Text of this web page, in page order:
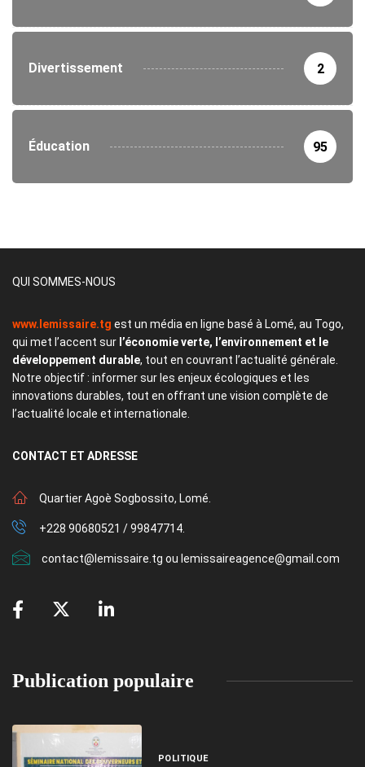
Divertissement 2
Éducation 95
QUI SOMMES-NOUS
www.lemissaire.tg est un média en ligne basé à Lomé, au Togo,
qui met l’accent sur l’économie verte, l’environnement et le
développement durable, tout en couvrant l’actualité générale.
Notre objectif : informer sur les enjeux écologiques et les
innovations durables, tout en offrant une vision complète de
l’actualité locale et internationale.
CONTACT ET ADRESSE
Quartier Agoè Sogbossito, Lomé.
+228 90680521 / 99847714.
contact@lemissaire.tg ou lemissaireagence@gmail.com
Publication populaire
POLITIQUE